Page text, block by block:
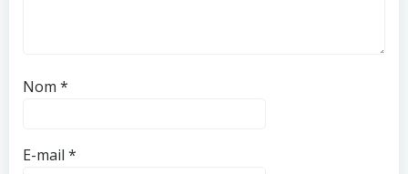
Nom *
E-mail *